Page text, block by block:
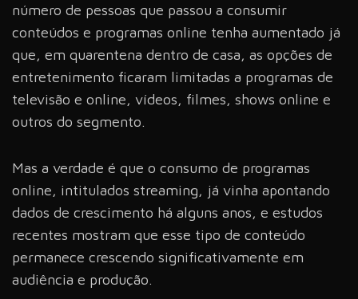
número de pessoas que passou a consumir
conteúdos e programas online tenha aumentado já
que, em quarentena dentro de casa, as opções de
entretenimento ficaram limitadas a programas de
televisão e online, vídeos, filmes, shows online e
outros do segmento.
Mas a verdade é que o consumo de programas
online, intitulados streaming, já vinha apontando
dados de crescimento há alguns anos, e estudos
recentes mostram que esse tipo de conteúdo
permanece crescendo significativamente em
audiência e produção.